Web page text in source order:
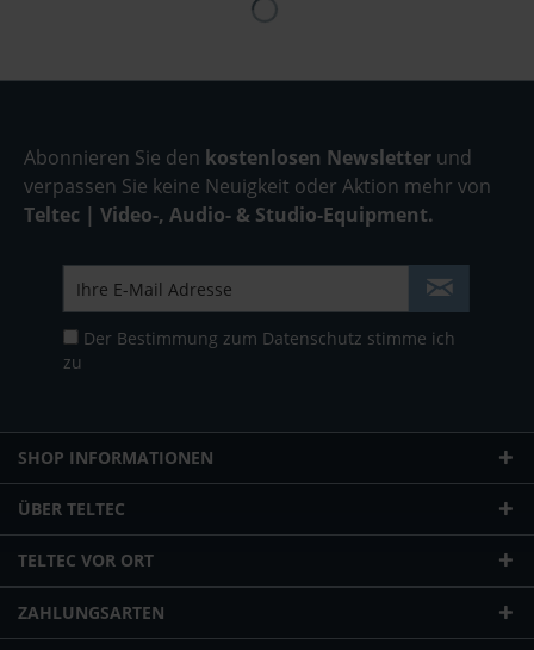
Abonnieren Sie den kostenlosen Newsletter und
verpassen Sie keine Neuigkeit oder Aktion mehr von
Teltec | Video-, Audio- & Studio-Equipment.
Der Bestimmung zum Datenschutz stimme ich
zu
SHOP INFORMATIONEN
ÜBER TELTEC
TELTEC VOR ORT
ZAHLUNGSARTEN